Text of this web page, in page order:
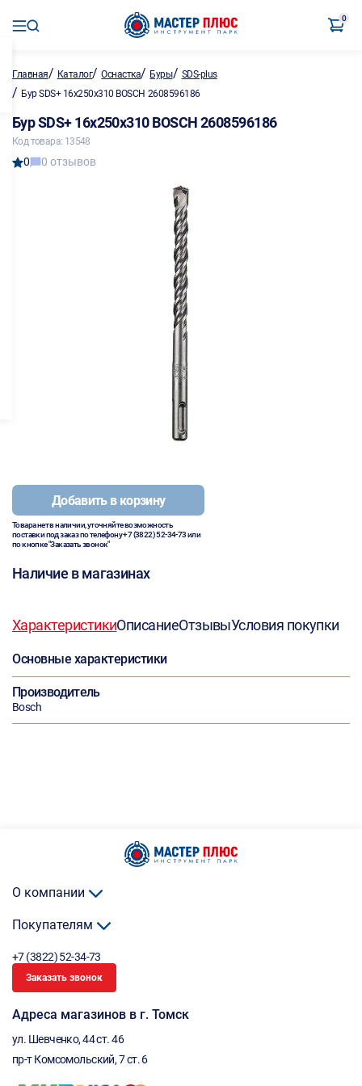
0
Главная/ Каталог/Оснастка/ Буры/ SDS-plus
/ Бур SDS+ 16х250х310 BOSCH 2608596186
Бур SDS+ 16х250х310 BOSCH 2608596186
Код товара: 13548
0 0 отзывов
Добавить в корзину
Товара нет в наличии, уточняйте возможность
поставки под заказ по телефону+7 (3822) 52-34-73или
по кнопке "Заказать звонок"
Наличие в магазинах
ХарактеристикиОписаниеОтзывыУсловия покупки
Основные характеристики
Производитель
Bosch
О компании
Покупателям
+7 (3822) 52-34-73
Заказать звонок
Адреса магазинов в г. Томск
ул. Шевченко, 44 ст. 46
пр-т Комсомольский, 7 ст. 6